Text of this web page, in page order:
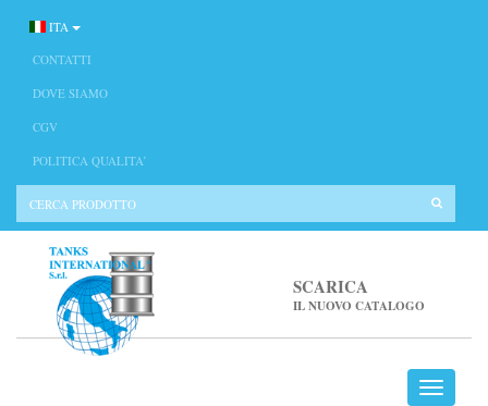
ITA
CONTATTI
DOVE SIAMO
CGV
POLITICA QUALITA’
SCARICA
IL NUOVO CATALOGO